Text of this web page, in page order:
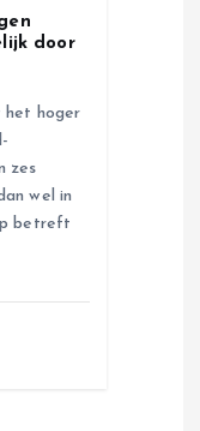
door
hoger
zes
wel in
betreft